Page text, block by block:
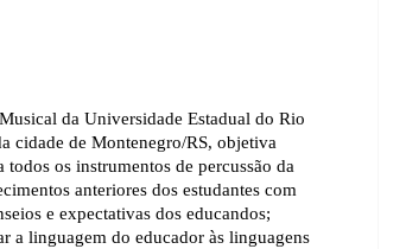
da Universidade Estadual do Rio
cidade de Montenegro/RS, objetiva
os instrumentos de percussão da
anteriores dos estudantes com
e expectativas dos educandos;
a linguagem do educador às linguagens